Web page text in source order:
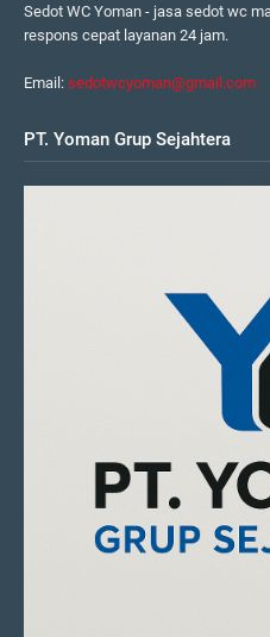
Sedot WC Yoman - jasa sedot wc
respons cepat layanan 24 jam.
Email: sedotwcyoman@gmail.com
PT. Yoman Grup Sejahtera